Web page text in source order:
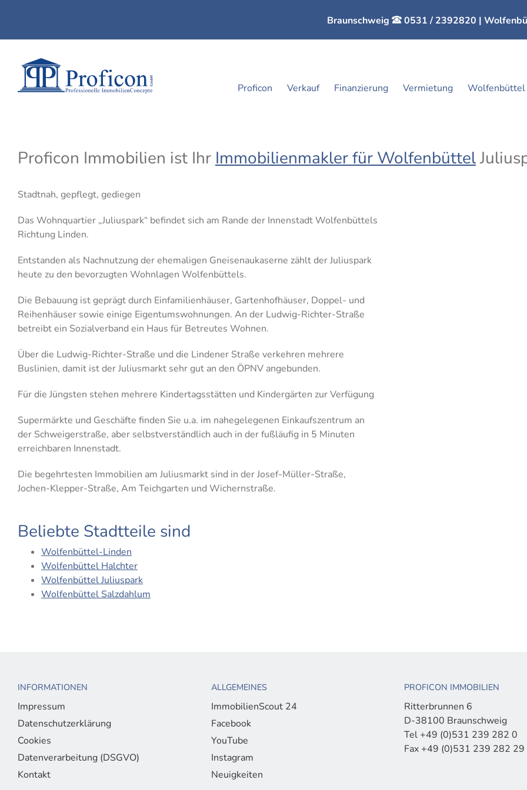
Braunschweig 0531 / 2392820 |
Proficon Verkauf Finanzierung Vermietung Wolfenbüttel
Proficon Immobilien ist Ihr Immobilienmakler für Wolfenbüttel
Stadtnah, gepflegt, gediegen
Das Wohnquartier „Juliuspark“ befindet sich am Rande der Innenstadt Wolfenbüttels
Richtung Linden.
Entstanden als Nachnutzung der ehemaligen Gneisenaukaserne zählt der Juliuspark
heute zu den bevorzugten Wohnlagen Wolfenbüttels.
Die Bebauung ist geprägt durch Einfamilienhäuser, Gartenhofhäuser, Doppel- und
Reihenhäuser sowie einige Eigentumswohnungen. An der Ludwig-Richter-Straße
betreibt ein Sozialverband ein Haus für Betreutes Wohnen.
Über die Ludwig-Richter-Straße und die Lindener Straße verkehren mehrere
Buslinien, damit ist der Juliusmarkt sehr gut an den ÖPNV angebunden.
Für die Jüngsten stehen mehrere Kindertagsstätten und Kindergärten zur Verfügung
Supermärkte und Geschäfte finden Sie u.a. im nahegelegenen Einkaufszentrum an
der Schweigerstraße, aber selbstverständlich auch in der fußläufig in 5 Minuten
erreichbaren Innenstadt.
Die begehrtesten Immobilien am Juliusmarkt sind in der Josef-Müller-Straße,
Jochen-Klepper-Straße, Am Teichgarten und Wichernstraße.
Beliebte Stadtteile sind
Wolfenbüttel-Linden
Wolfenbüttel Halchter
Wolfenbüttel Juliuspark
Wolfenbüttel Salzdahlum
INFORMATIONEN
Impressum
Datenschutzerklärung
Cookies
Datenverarbeitung (DSGVO)
Kontakt
ALLGEMEINES
ImmobilienScout 24
Facebook
YouTube
Instagram
Neuigkeiten
PROFICON IMMOBILIEN
Ritterbrunnen 6
D-38100 Braunschweig
Tel +49 (0)531 239 282 0
Fax +49 (0)531 239 282 29